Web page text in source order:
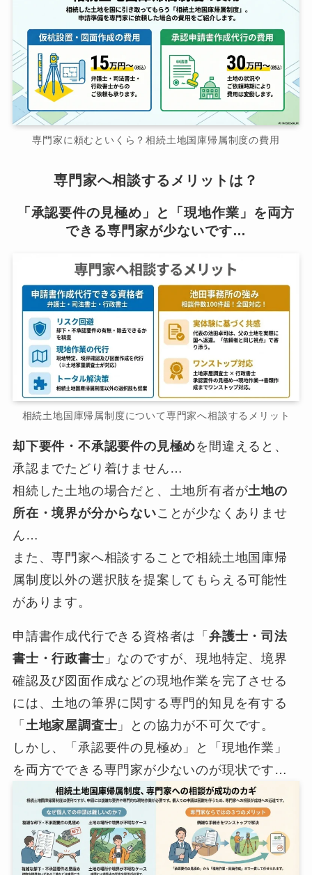
専門家に頼むといくら？相続土地国庫帰属制度の費用
専門家へ相談するメリットは？
「承認要件の見極め」と「現地作業」を両方
できる専門家が少ないです…
相続土地国庫帰属制度について専門家へ相談するメリット
却下要件・不承認要件の見極めを間違えると、
承認までたどり着けません…
相続した土地の場合だと、土地所有者が土地の
所在・境界が分からないことが少なくありませ
ん…
また、専門家へ相談することで相続土地国庫帰
属制度以外の選択肢を提案してもらえる可能性
があります。
申請書作成代行できる資格者は「弁護士・司法
書士・行政書士 」なのですが、現地特定、境界
確認及び図面作成などの現地作業を完了させる
には、土地の筆界に関する専門的知見を有する
「 土地家屋調査士 」との協力が不可欠です。
しかし、「承認要件の見極め」と「現地作業」
を両方でできる専門家が少ないのが現状です…